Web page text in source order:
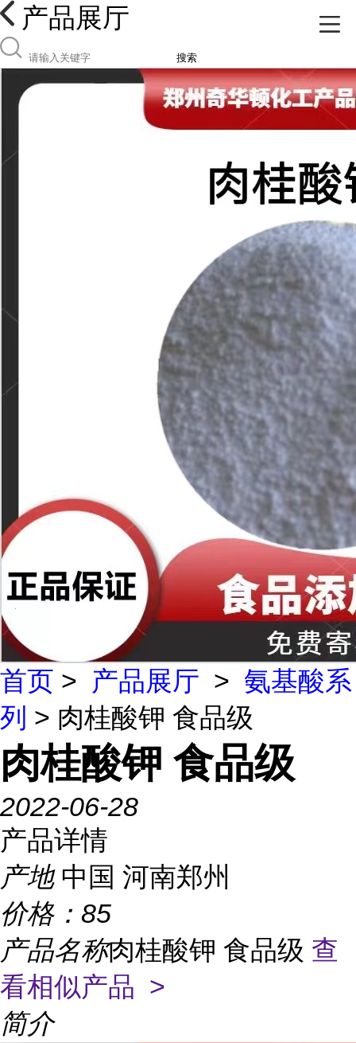
产品展厅
搜索
首页 > 产品展厅 > 氨基酸系
列 > 肉桂酸钾 食品级
肉桂酸钾 食品级
2022-06-28
产品详情
产地 中国 河南郑州
价格： 85
产品名称肉桂酸钾 食品级 查
看相似产品 >
简介